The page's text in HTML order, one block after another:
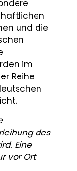
und die
im
Reihe
des
Eine
vor Ort